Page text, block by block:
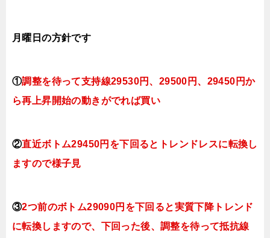
月曜日の方針です
①調整を待って支持線29530円、29500円、29450円か
ら再上昇開始の動きがでれば買い
②直近ボトム29450円を下回るとトレンドレスに転換し
ますので様子見
③2つ前のボトム29090円を下回ると実質下降トレンド
に転換しますので、下回った後、調整を待って抵抗線